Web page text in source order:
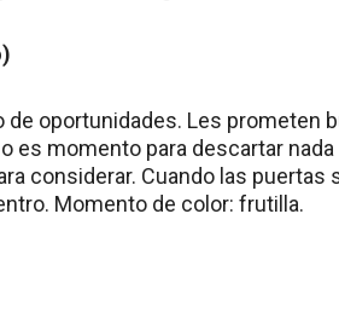
de oportunidades. Les prometen
es momento para descartar
considerar. Cuando las puertas
Momento de color: frutilla.